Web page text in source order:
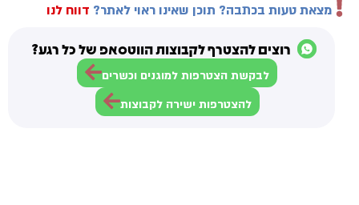
מצאת טעות בכתבה? תוכן שאינו ראוי לאתר? דווח לנו
רוצים להצטרף לקבוצות הווטסאפ של כל רגע?
לבקשת הצטרפות למוגנים וכשרים
להצטרפות ישירה לקבוצות